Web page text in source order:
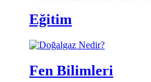
Eğitim
Fen Bilimleri